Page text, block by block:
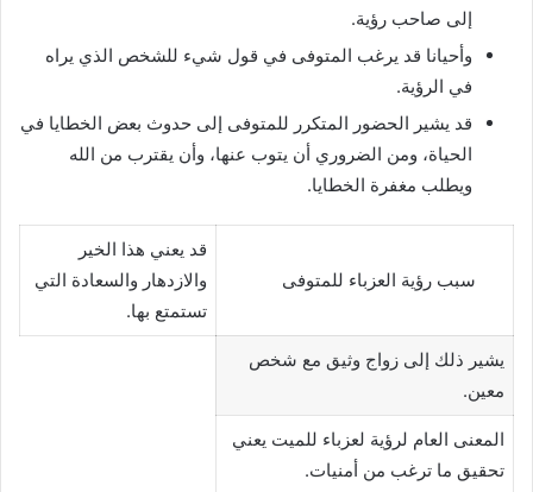
إلى صاحب رؤية.
وأحيانا قد يرغب المتوفى في قول شيء للشخص الذي يراه
في الرؤية.
قد يشير الحضور المتكرر للمتوفى إلى حدوث بعض الخطايا في
الحياة، ومن الضروري أن يتوب عنها، وأن يقترب من الله
ويطلب مغفرة الخطايا.
سبب رؤية العزباء للمتوفى
قد يعني هذا الخير
والازدهار والسعادة التي
تستمتع بها.
يشير ذلك إلى زواج وثيق مع شخص
معين.
المعنى العام لرؤية لعزباء للميت يعني
تحقيق ما ترغب من أمنيات.